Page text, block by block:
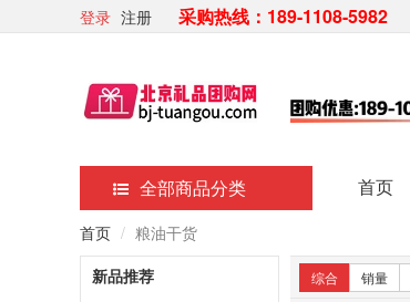
登录 注册 采购热线：189-1108-5982
全部商品分类 首页
首页
粮油干货
新品推荐
综合 销量